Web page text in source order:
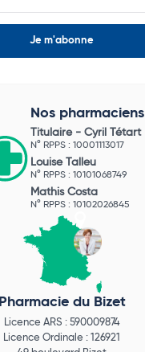
Nos pharmaciens
Titulaire - Cyril Tétart
N° RPPS : 10001113017
Louise Talleu
N° RPPS : 10101068749
Mathis Costa
N° RPPS : 10102026845
Pharmacie du Bizet
Licence ARS : 590009874
Licence Ordinale : 126921